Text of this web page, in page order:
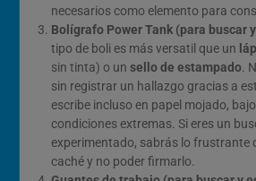
necesarios como elemento para
Bolígrafo Power Tank (para buscar
tipo de boli es más versatil que un
sin tinta) o un sello de estampado.
sin registrar un hallazgo gracias a
escribe incluso en papel mojado,
condiciones extremas. Si eres un
experimentado, sabrás lo frustrante
caché y no poder firmarlo.